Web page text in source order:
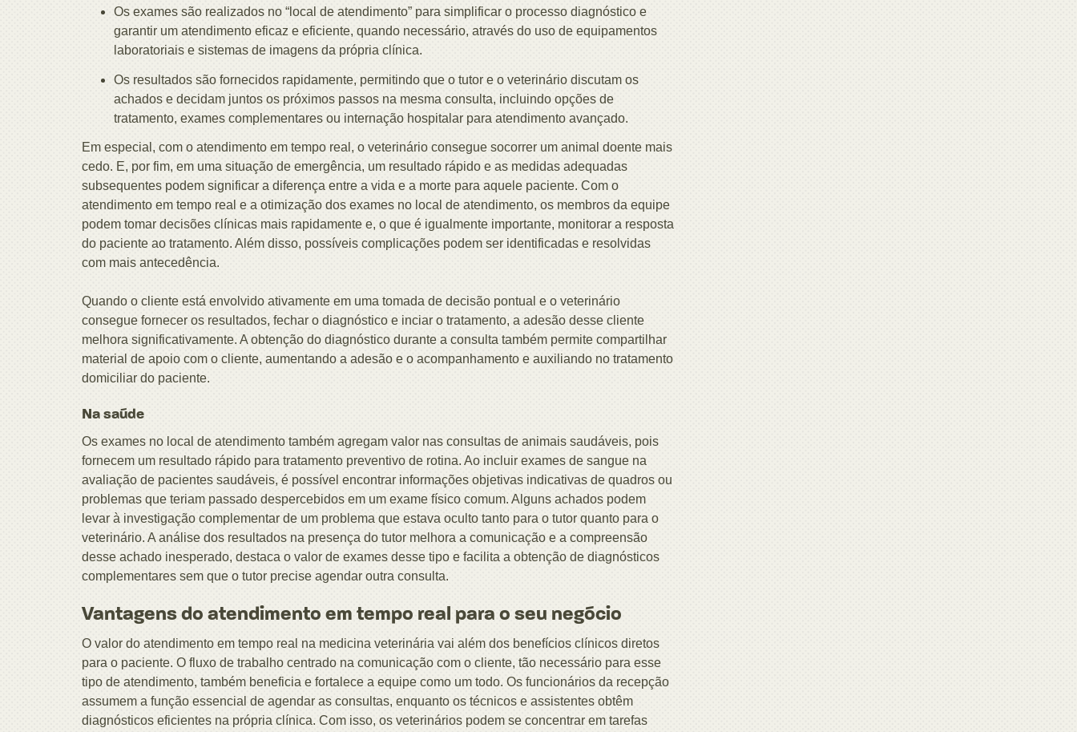
Os exames são realizados no “local de atendimento” para simplificar o processo diagnóstico e
garantir um atendimento eficaz e eficiente, quando necessário, através do uso de equipamentos
laboratoriais e sistemas de imagens da própria clínica.
Os resultados são fornecidos rapidamente, permitindo que o tutor e o veterinário discutam os
achados e decidam juntos os próximos passos na mesma consulta, incluindo opções de
tratamento, exames complementares ou internação hospitalar para atendimento avançado.
Em especial, com o atendimento em tempo real, o veterinário consegue socorrer um animal doente mais
cedo. E, por fim, em uma situação de emergência, um resultado rápido e as medidas adequadas
subsequentes podem significar a diferença entre a vida e a morte para aquele paciente. Com o
atendimento em tempo real e a otimização dos exames no local de atendimento, os membros da equipe
podem tomar decisões clínicas mais rapidamente e, o que é igualmente importante, monitorar a resposta
do paciente ao tratamento. Além disso, possíveis complicações podem ser identificadas e resolvidas
com mais antecedência.
Quando o cliente está envolvido ativamente em uma tomada de decisão pontual e o veterinário
consegue fornecer os resultados, fechar o diagnóstico e inciar o tratamento, a adesão desse cliente
melhora significativamente. A obtenção do diagnóstico durante a consulta também permite compartilhar
material de apoio com o cliente, aumentando a adesão e o acompanhamento e auxiliando no tratamento
domiciliar do paciente.
Na saúde
Os exames no local de atendimento também agregam valor nas consultas de animais saudáveis, pois
fornecem um resultado rápido para tratamento preventivo de rotina. Ao incluir exames de sangue na
avaliação de pacientes saudáveis, é possível encontrar informações objetivas indicativas de quadros ou
problemas que teriam passado despercebidos em um exame físico comum. Alguns achados podem
levar à investigação complementar de um problema que estava oculto tanto para o tutor quanto para o
veterinário. A análise dos resultados na presença do tutor melhora a comunicação e a compreensão
desse achado inesperado, destaca o valor de exames desse tipo e facilita a obtenção de diagnósticos
complementares sem que o tutor precise agendar outra consulta.
Vantagens do atendimento em tempo real para o seu negócio
O valor do atendimento em tempo real na medicina veterinária vai além dos benefícios clínicos diretos
para o paciente. O fluxo de trabalho centrado na comunicação com o cliente, tão necessário para esse
tipo de atendimento, também beneficia e fortalece a equipe como um todo. Os funcionários da recepção
assumem a função essencial de agendar as consultas, enquanto os técnicos e assistentes obtêm
diagnósticos eficientes na própria clínica. Com isso, os veterinários podem se concentrar em tarefas